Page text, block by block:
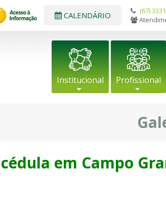
CALENDÁRIO
(67)
Institucional Profissional
em Campo